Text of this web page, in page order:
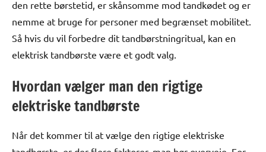
den rette børstetid, er skånsomme mod tandkødet og er
nemme at bruge for personer med begrænset mobilitet.
Så hvis du vil forbedre dit tandbørstningritual, kan en
elektrisk tandbørste være et godt valg.
Hvordan vælger man den rigtige
elektriske tandbørste
Når det kommer til at vælge den rigtige elektriske